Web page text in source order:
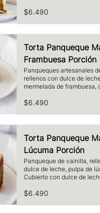
$6.490
Torta Panqueque
Frambuesa Porción
Panqueques artesanales
rellenos con dulce de
mermelada de frambuesa,
almendras laminadas
$6.490
Torta Panqueque
Lúcuma Porción
Panqueque de vainilla,
dulce de leche, pulpa de
Cubierto con dulce de
$6.490